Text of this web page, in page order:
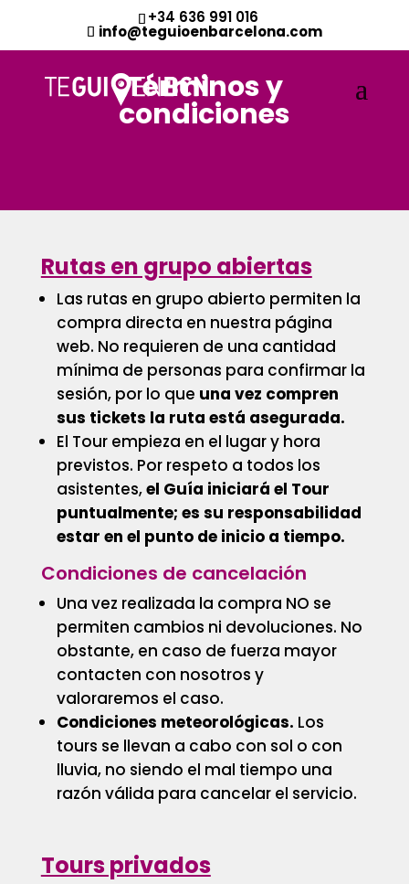
+34 636 991 016
info@teguioenbarcelona.com
Términos y
condiciones
Rutas en grupo abiertas
Las rutas en grupo abierto permiten la
compra directa en nuestra página
web. No requieren de una cantidad
mínima de personas para confirmar la
sesión, por lo que una vez compren
sus tickets la ruta está asegurada.
El Tour empieza en el lugar y hora
previstos. Por respeto a todos los
asistentes,el Guía iniciará el Tour
puntualmente; es su responsabilidad
estar en el punto de inicio a tiempo.
Condiciones de cancelación
Una vez realizada la compra NO se
permiten cambios ni devoluciones. No
obstante, en caso de fuerza mayor
contacten con nosotros y
valoraremos el caso.
Condiciones meteorológicas. Los
tours se llevan a cabo con sol o con
lluvia, no siendo el mal tiempo una
razón válida para cancelar el servicio.
Tours privados